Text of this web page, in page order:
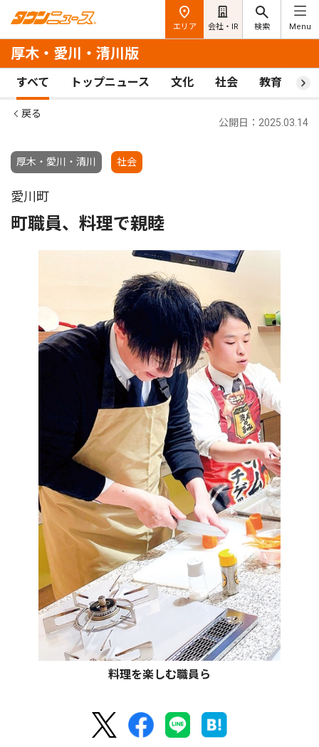
エリア 会社・IR 検索 Menu
厚木・愛川・清川版
すべて トップニュース 文化 社会 教育 ス
戻る
厚木・愛川・清川 社会
公開日：2025.03.14
愛川町
町職員、料理で親睦
料理を楽しむ職員ら